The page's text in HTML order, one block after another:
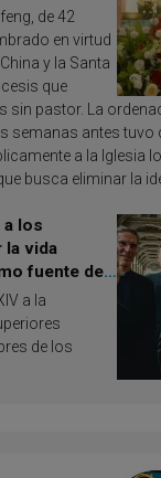
de 42
en virtud
y la Santa
que
sin pastor. La
semanas antes tuvo
a la Iglesia
busca eliminar la
a los
la vida
fuente de
a la
de los